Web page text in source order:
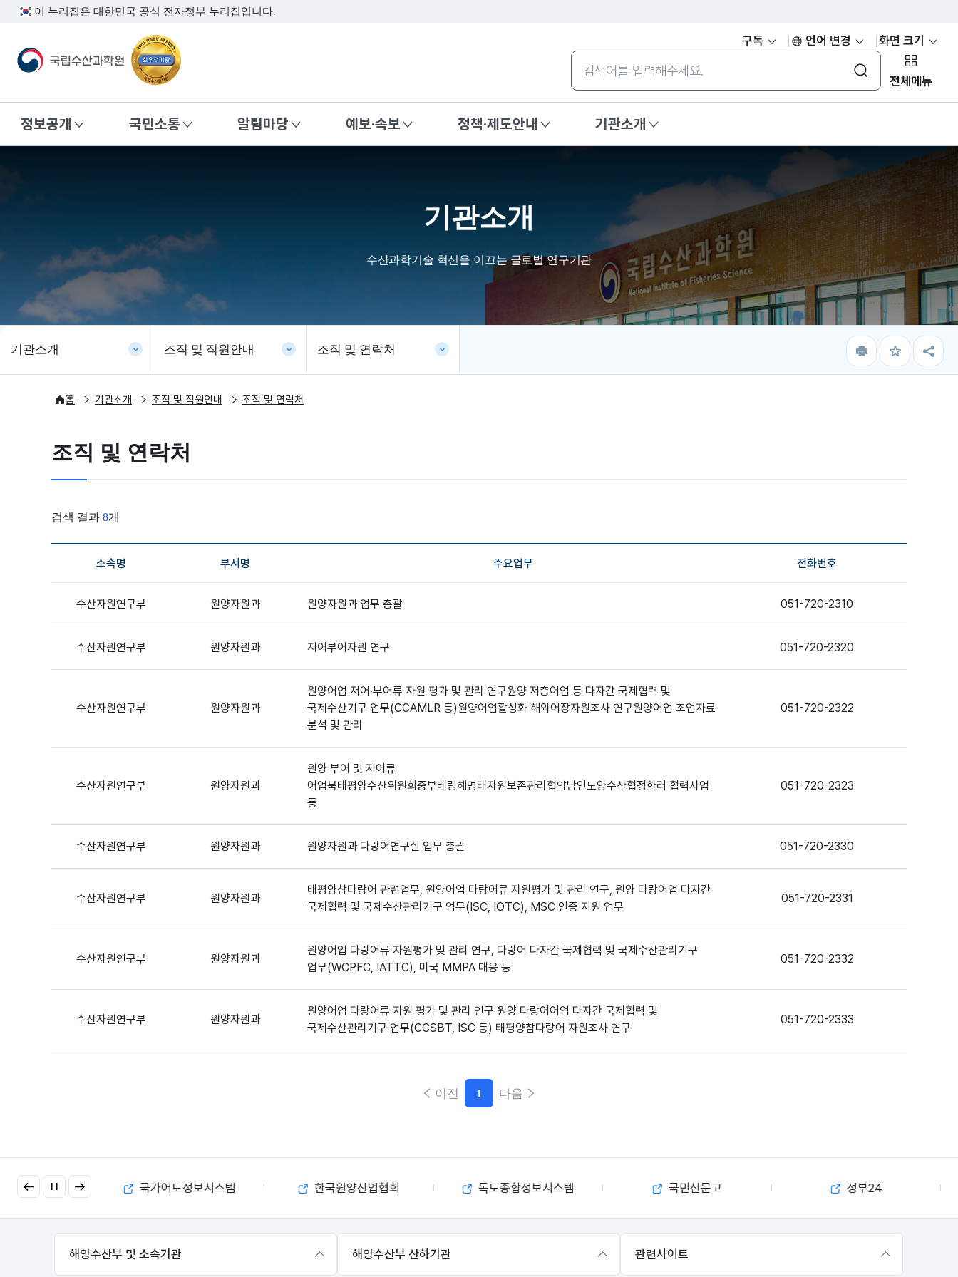
이 누리집은 대한민국 공식 전자정부 누리집입니다.
구독 언어 변경
화면 크기
국립수산과학원
통합검색
통합검색전체메뉴
정보공개 국민소통 알림마당 예보·속보 정책·제도안내 기관소개
기관소개
수산과학기술 혁신을 이끄는 글로벌 연구기관
기관소개 조직 및 직원안내
소
조직 및 연락처
인
쇄
즐
겨
공
유
홈 기관소개 조직 및 직원안내 조직 및 연락처
조직 및 연락처
검색 결과 8개
소속명 부서명 주요업무 전화번호
수산자원연구부 원양자원과 원양자원과 업무 총괄 051-720-2310
수산자원연구부 원양자원과 저어부어자원 연구 051-720-2320
수산자원연구부 원양자원과
원양어업 저어·부어류 자원 평가 및 관리 연구원양 저층어업 등 다자간 국제협력 및
국제수산기구 업무(CCAMLR 등)원양어업활성화 해외어장자원조사 연구원양어업 조업자료
분석 및 관리
051-720-2322
수산자원연구부 원양자원과
원양 부어 및 저어류
어업북태평양수산위원회중부베링해명태자원보존관리협약남인도양수산협정한러 협력사업
등
051-720-2323
수산자원연구부 원양자원과 원양자원과 다랑어연구실 업무 총괄 051-720-2330
수산자원연구부 원양자원과
태평양참다랑어 관련업무, 원양어업 다랑어류 자원평가 및 관리 연구, 원양 다랑어업 다자간
국제협력 및 국제수산관리기구 업무(ISC, IOTC), MSC 인증 지원 업무
051-720-2331
수산자원연구부 원양자원과
원양어업 다랑어류 자원평가 및 관리 연구, 다랑어 다자간 국제협력 및 국제수산관리기구
업무(WCPFC, IATTC), 미국 MMPA 대응 등
051-720-2332
수산자원연구부 원양자원과
원양어업 다랑어류 자원 평가 및 관리 연구 원양 다랑어어업 다자간 국제협력 및
국제수산관리기구 업무(CCSBT, ISC 등) 태평양참다랑어 자원조사 연구
051-720-2333
이전
현재페이지
1 다음
이
전
다
음
부정수급 제보 국가어도정보시스템 한국원양산업협회 독도종합정보시스템 국민신문고 정부24
해양수산부 및 소속기관 해양수산부 산하기관 관련사이트